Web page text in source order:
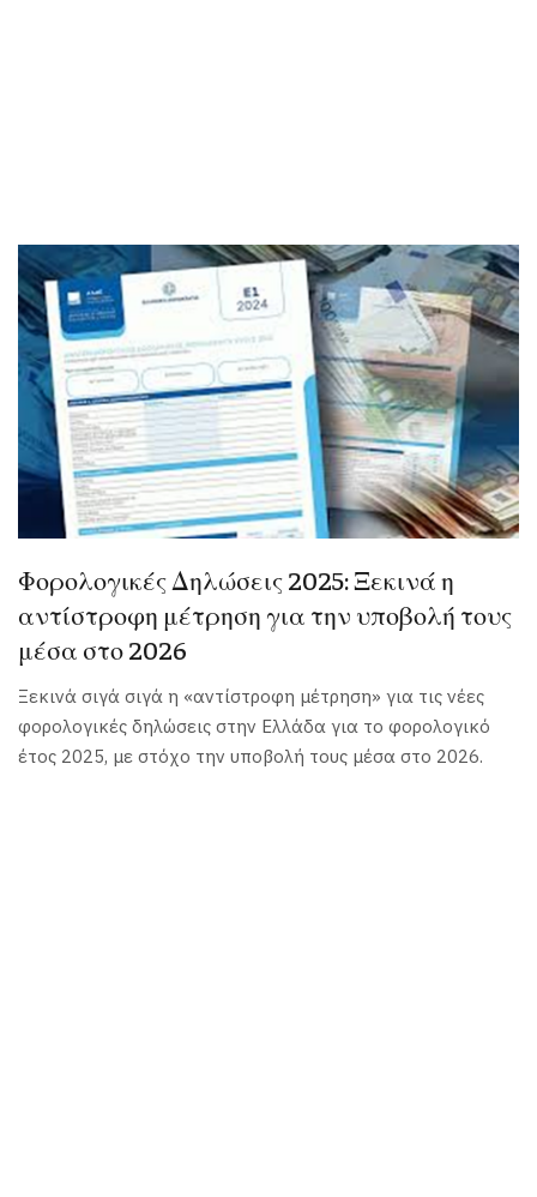
Φορολογικές Δηλώσεις 2025: Ξεκινά η
αντίστροφη μέτρηση για την υποβολή τους
μέσα στο 2026
Ξεκινά σιγά σιγά η «αντίστροφη μέτρηση» για τις νέες
φορολογικές δηλώσεις στην Ελλάδα για το φορολογικό
έτος 2025, με στόχο την υποβολή τους μέσα στο 2026.